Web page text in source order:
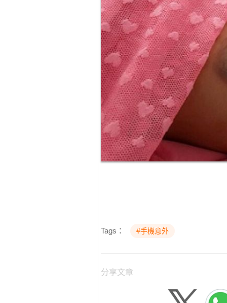
Tags： #手機意外
分享文章